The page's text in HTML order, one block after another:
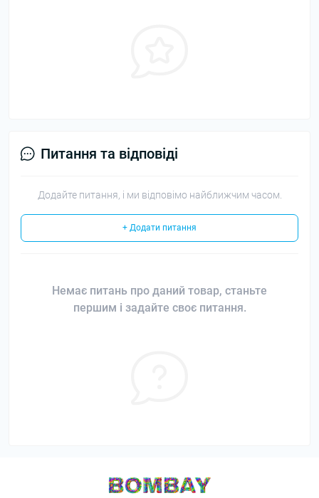
Питання та відповіді
Додайте питання, і ми відповімо найближчим часом.
+ Додати питання
Немає питань про даний товар, станьте
першим і задайте своє питання.